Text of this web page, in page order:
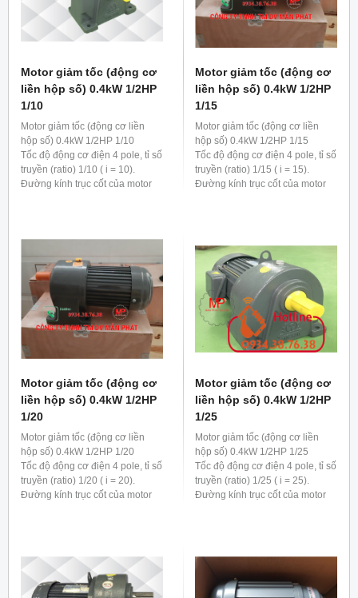
Motor giảm tốc (động cơ
liền hộp số) 0.4kW 1/2HP
1/10
Motor giảm tốc (động cơ liền
hộp số) 0.4kW 1/2HP 1/10
Tốc độ động cơ điện 4 pole, tỉ số
truyền (ratio) 1/10 ( i = 10).
Đường kính trục cốt của motor
Motor giảm tốc (động cơ
liền hộp số) 0.4kW 1/2HP
1/15
Motor giảm tốc (động cơ liền
hộp số) 0.4kW 1/2HP 1/15
Tốc độ động cơ điện 4 pole, tỉ số
truyền (ratio) 1/15 ( i = 15).
Đường kính trục cốt của motor
Motor giảm tốc (động cơ
liền hộp số) 0.4kW 1/2HP
1/20
Motor giảm tốc (động cơ liền
hộp số) 0.4kW 1/2HP 1/20
Tốc độ động cơ điện 4 pole, tỉ số
truyền (ratio) 1/20 ( i = 20).
Đường kính trục cốt của motor
Motor giảm tốc (động cơ
liền hộp số) 0.4kW 1/2HP
1/25
Motor giảm tốc (động cơ liền
hộp số) 0.4kW 1/2HP 1/25
Tốc độ động cơ điện 4 pole, tỉ số
truyền (ratio) 1/25 ( i = 25).
Đường kính trục cốt của motor